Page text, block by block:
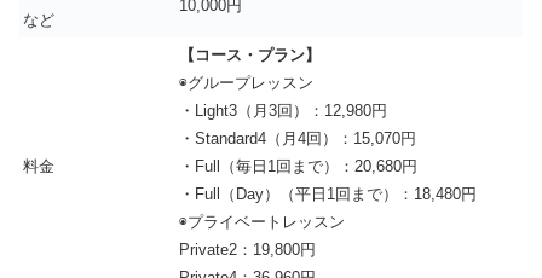
など
10,000円
料金
【コース・プラン】
◉グループレッスン
・Light3（月3回）：12,980円
・Standard4（月4回）：15,070円
・Full（毎日1回まで）：20,680円
・Full（Day）（平日1回まで）：18,480円
◉プライベートレッスン
Private2：19,800円